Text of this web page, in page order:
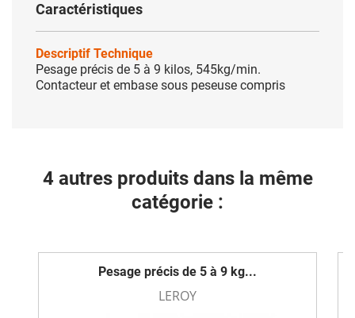
Caractéristiques
Descriptif Technique
Pesage précis de 5 à 9 kilos, 545kg/min.
Contacteur et embase sous peseuse compris
4 autres produits dans la même
catégorie :
Pesage précis de 5 à 9 kg...
LEROY